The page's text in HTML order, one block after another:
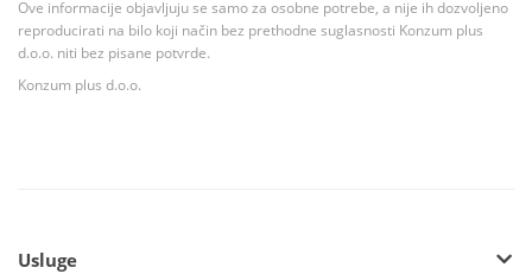
Ove informacije objavljuju se samo za osobne potrebe, a nije ih dozvoljeno
reproducirati na bilo koji način bez prethodne suglasnosti Konzum plus
d.o.o. niti bez pisane potvrde.
Konzum plus d.o.o.
Usluge